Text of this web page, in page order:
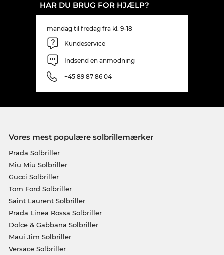
HAR DU BRUG FOR HJÆLP?
mandag til fredag fra kl. 9-18
Kundeservice
Indsend en anmodning
+45 89 87 86 04
Vores mest populære solbrillemærker
Prada Solbriller
Miu Miu Solbriller
Gucci Solbriller
Tom Ford Solbriller
Saint Laurent Solbriller
Prada Linea Rossa Solbriller
Dolce & Gabbana Solbriller
Maui Jim Solbriller
Versace Solbriller